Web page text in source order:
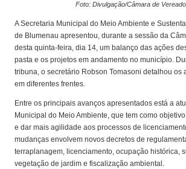
Foto: Divulgação/Câmara de
A Secretaria Municipal do Meio Ambiente e
de Blumenau apresentou, durante a sessão da
desta quinta-feira, dia 14, um balanço das ações
pasta e os projetos em andamento no município.
tribuna, o secretário Robson Tomasoni detalhou os
em diferentes frentes.
Entre os principais avanços apresentados está a
Municipal do Meio Ambiente, que tem como
e dar mais agilidade aos processos de
mudanças envolvem novos decretos de
terraplanagem, licenciamento, ocupação histórica,
vegetação de jardim e fiscalização ambiental.